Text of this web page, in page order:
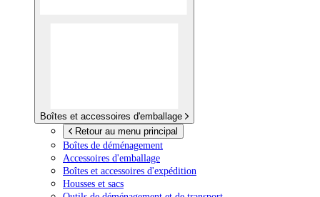
Boîtes et accessoires d'emballage
Retour au menu principal
Boîtes de déménagement
Accessoires d'emballage
Boîtes et accessoires d'expédition
Housses et sacs